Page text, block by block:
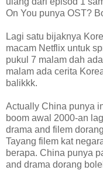
On You punya OST?
Lagi satu bijaknya
macam Netflix untuk
pukul 7 malam dah
malam ada cerita
balikkk.
Actually China punya
boom awal 2000-an
drama and filem
Tayang filem kat
berapa. China punya
and drama dorang